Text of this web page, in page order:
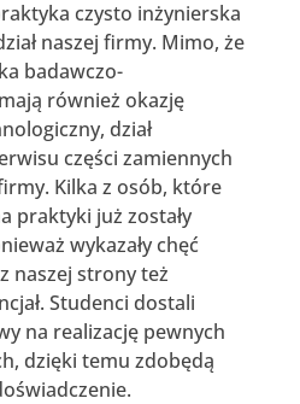
czysto inżynierska
naszej firmy. Mimo, że
badawczo-
również okazję
dział
części zamiennych
Kilka z osób, które
praktyki już zostały
wykazały chęć
naszej strony też
Studenci dostali
na realizację pewnych
dzięki temu zdobędą